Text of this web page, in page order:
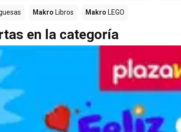
Makro Libros Makro LEGO
en la categoría